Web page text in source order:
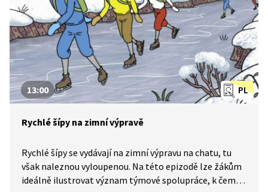
Jaroslav Foglar byl? To vám pradědeček poodhalí
ve svém vypravování.
PL
13:00
Rychlé šípy na zimní výpravě
Rychlé šípy se vydávají na zimní výpravu na chatu, tu
však naleznou vyloupenou. Na této epizodě lze žákům
ideálně ilustrovat význam týmové spolupráce, k čemuž